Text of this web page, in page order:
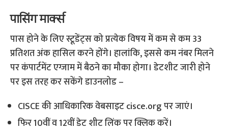
पासिंग मार्क्स
पास होने के लिए स्टूडेंट्स को प्रत्येक विषय में कम से कम 33
प्रतिशत अंक हासिल करने होंगे। हालांकि, इससे कम नंबर मिलने
पर कंपार्टमेंट एग्जाम में बैठने का मौका होगा। डेटशीट जारी होने
पर इस तरह कर सकेंगे डाउनलोड –
CISCE की आधिकारिक वेबसाइट cisce.org पर जाएं।
फिर 10वीं व 12वीं डेट शीट लिंक पर क्लिक करें।